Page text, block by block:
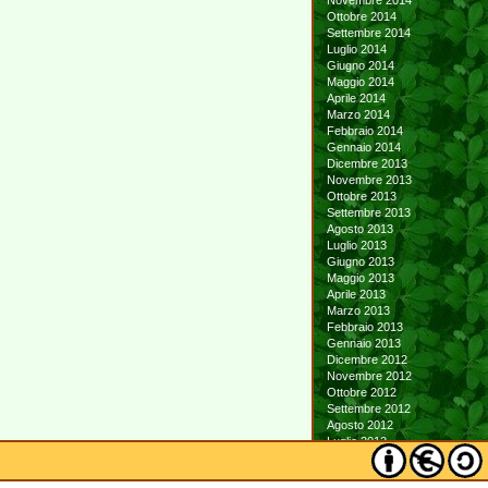
Ottobre 2014
Settembre 2014
Luglio 2014
Giugno 2014
Maggio 2014
Aprile 2014
Marzo 2014
Febbraio 2014
Gennaio 2014
Dicembre 2013
Novembre 2013
Ottobre 2013
Settembre 2013
Agosto 2013
Luglio 2013
Giugno 2013
Maggio 2013
Aprile 2013
Marzo 2013
Febbraio 2013
Gennaio 2013
Dicembre 2012
Novembre 2012
Ottobre 2012
Settembre 2012
Agosto 2012
Luglio 2012
Giugno 2012
Maggio 2012